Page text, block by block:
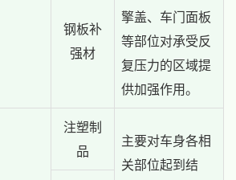
钢板补
强材
擎盖、车门面板
等部位对承受反
复压力的区域提
供加强作用。
注塑制
品
主要对车身各相
关部位起到结